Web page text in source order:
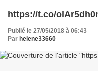
https://t.co/
Publié le 27/05/2018 à 06:43
Par helene33660